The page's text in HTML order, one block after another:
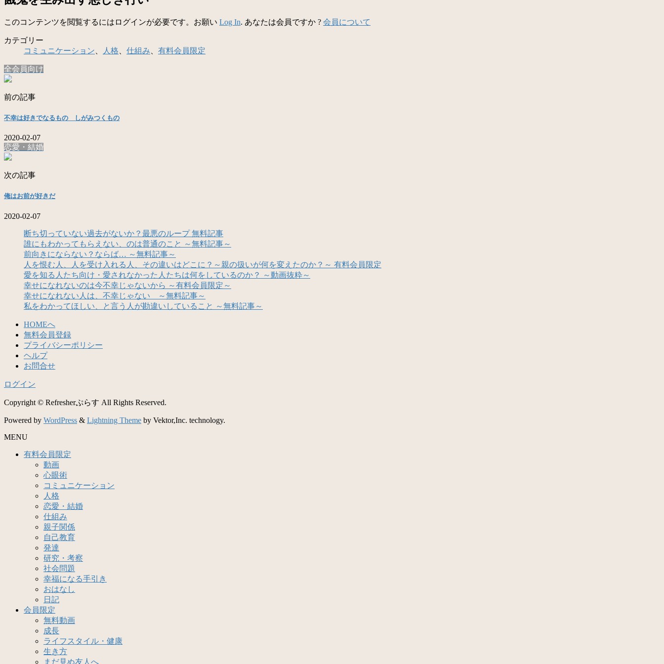
このコンテンツを閲覧するにはログインが必要です。お願い Log In. あなたは会員ですか ? 会員について
カテゴリー
コミュニケーション
人格 仕組み 有料会員限定
全会員向け
前の記事
不幸は好きでなるもの しがみつくもの
2020-02-07
恋愛・結婚
次の記事
俺はお前が好きだ
2020-02-07
断ち切っていない過去がないか？最悪のループ 無料記事
誰にもわかってもらえない、のは普通のこと ～無料記事～
前向きにならない？ならば… ～無料記事～
人を恨む人、人を受け入れる人、その違いはどこに？～親の扱いが何を変えたのか？～ 有料会員限定
愛を知る人たち向け・愛されなかった人たちは何をしているのか？ ～動画抜粋～
幸せになれないのは今不幸じゃないから ～有料会員限定～
幸せになれない人は、不幸じゃない ～無料記事～
私をわかってほしい、と言う人が勘違いしていること ～無料記事～
HOMEへ
無料会員登録
プライバシーポリシー
ヘルプ
お問合せ
ログイン
Copyright © Refresherぷらす All Rights Reserved.
Powered by WordPress & Lightning Theme by Vektor,Inc. technology.
MENU
有料会員限定
動画
心眼術
コミュニケーション
人格
恋愛・結婚
仕組み
親子関係
自己教育
発達
研究・考察
社会問題
幸福になる手引き
おはなし
日記
会員限定
無料動画
成長
ライフスタイル・健康
生き方
まだ見ぬ友人へ